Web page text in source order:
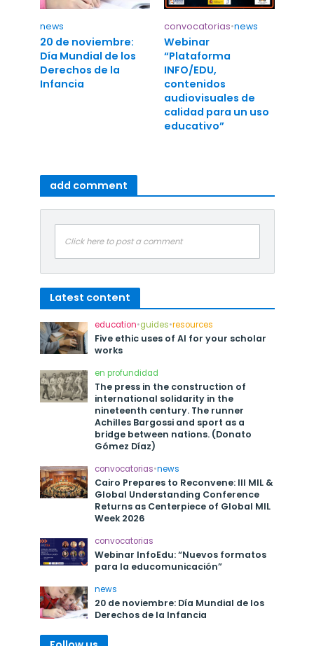
news
20 de noviembre:
Día Mundial de los
Derechos de la
Infancia
convocatorias•news
Webinar
“Plataforma
INFO/EDU,
contenidos
audiovisuales de
calidad para un uso
educativo”
add comment
Click here to post a comment
Latest content
education•guides•resources
Five ethic uses of AI for your scholar
works
en profundidad
The press in the construction of
international solidarity in the
nineteenth century. The runner
Achilles Bargossi and sport as a
bridge between nations. (Donato
Gómez Díaz)
convocatorias•news
Cairo Prepares to Reconvene: III MIL &
Global Understanding Conference
Returns as Centerpiece of Global MIL
Week 2026
convocatorias
Webinar InfoEdu: “Nuevos formatos
para la educomunicación”
news
20 de noviembre: Día Mundial de los
Derechos de la Infancia